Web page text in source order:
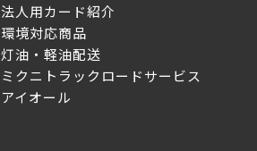
法人用カード紹介
環境対応商品
灯油・軽油配送
ミクニトラックロードサービス
アイオール